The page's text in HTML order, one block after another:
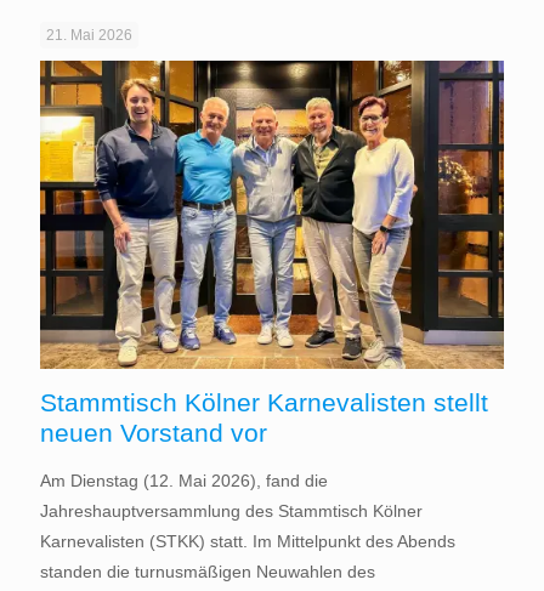
21. Mai 2026
Stammtisch Kölner Karnevalisten stellt
neuen Vorstand vor
Am Dienstag (12. Mai 2026), fand die
Jahreshauptversammlung des Stammtisch Kölner
Karnevalisten (STKK) statt. Im Mittelpunkt des Abends
standen die turnusmäßigen Neuwahlen des